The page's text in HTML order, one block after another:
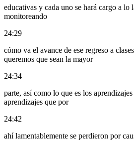
educativas y cada uno se hará cargo a lo
monitoreando
24:29
cómo va el avance de ese regreso a
queremos que sean la mayor
24:34
parte, así como lo que es los
aprendizajes que por
24:42
ahí lamentablemente se perdieron por